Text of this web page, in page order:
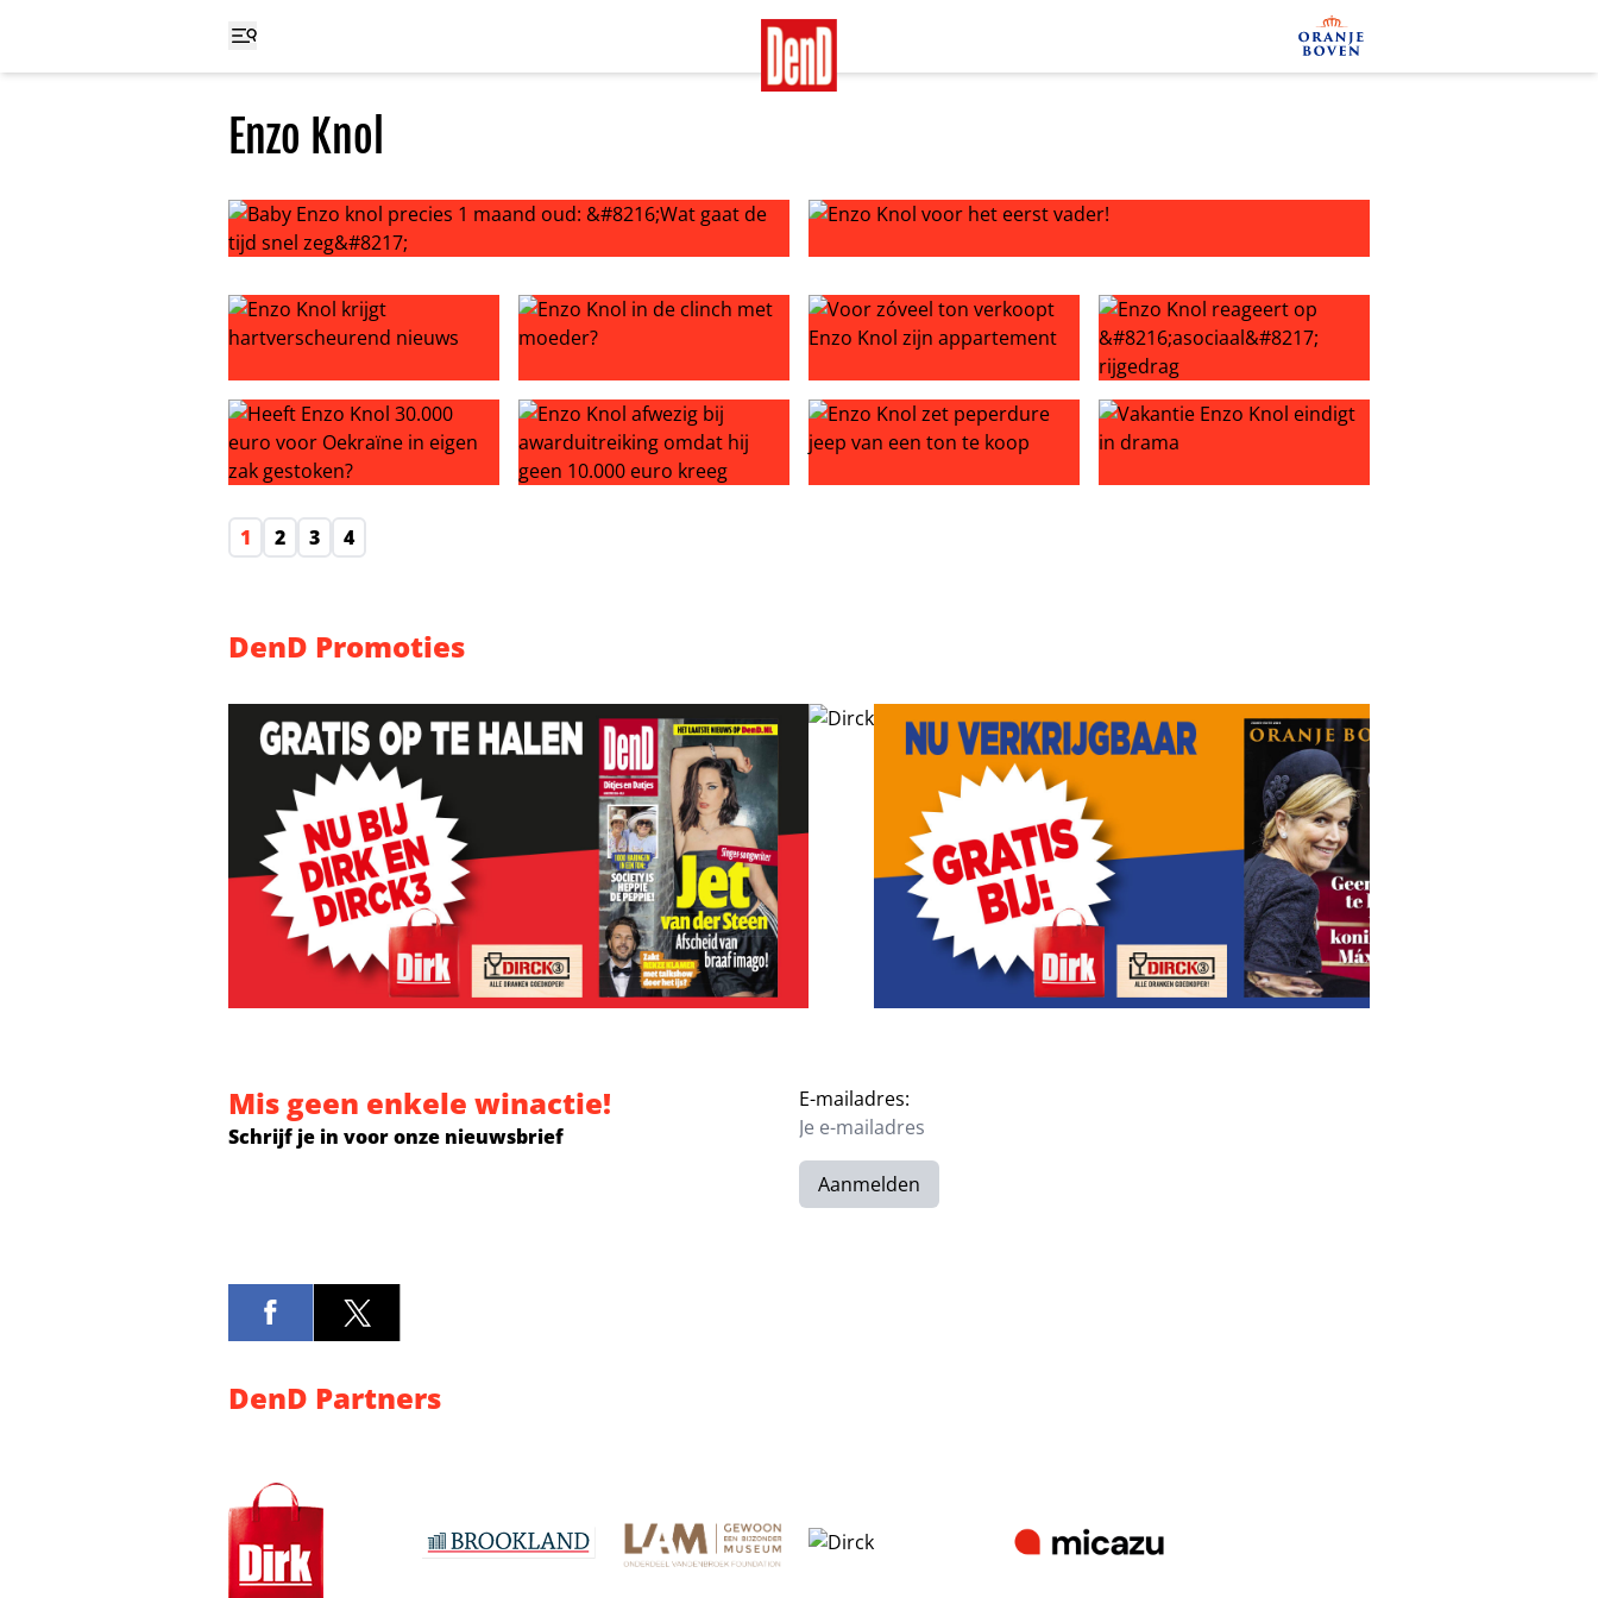
Enzo Knol
Enzo Knol krijgt hartverscheurend nieuwsEnzo Knol in de clinch met moeder?Voor zóveel ton verkoopt Enzo Knol zijn appartement
Enzo Knol reageert op ‘asociaal’ rijgedrag
1
2 3 4
DenD Promoties
Mis geen enkele winactie!
Schrijf je in voor onze nieuwsbrief
E-mailadres:
Aanmelden
DenD Partners